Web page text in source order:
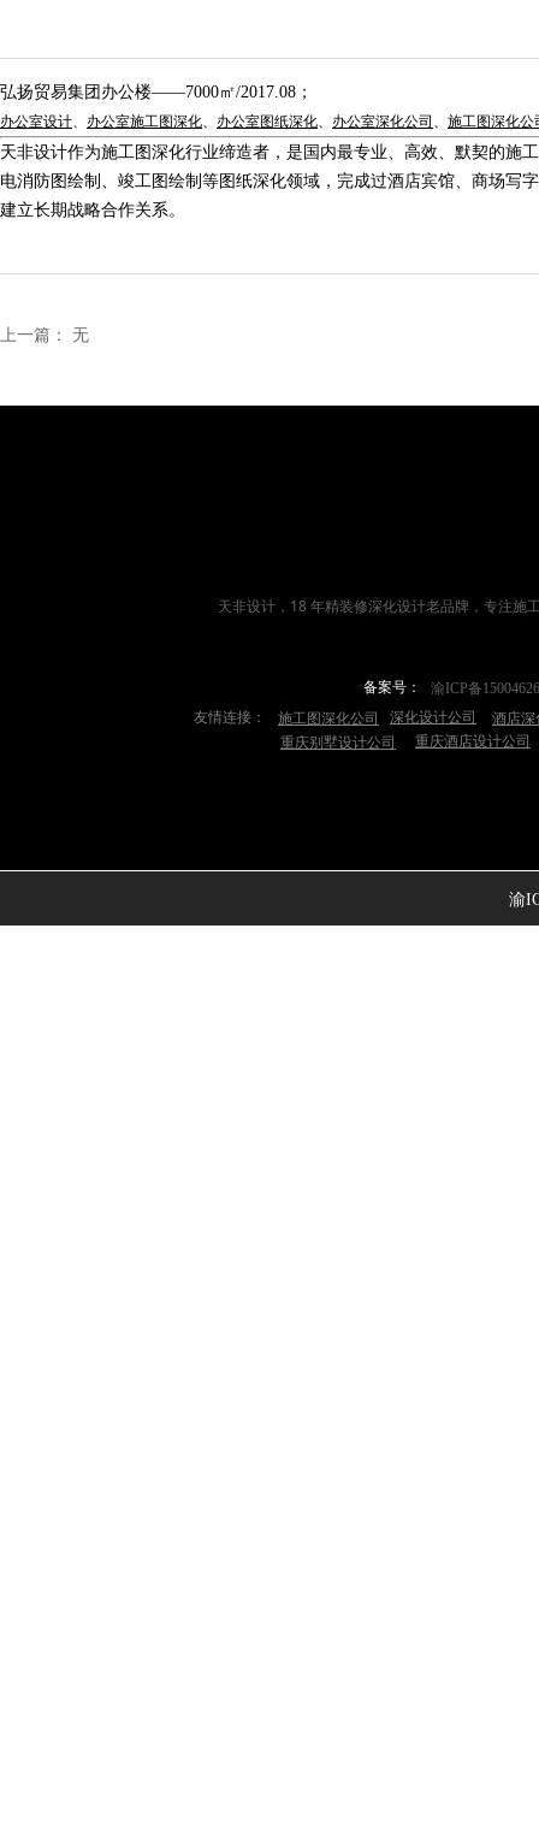
弘扬贸易集团办公楼——7000㎡/2017.08；
办公室设计、 办公室施工图深化、 办公室图纸深化、 办公室深化公司 、 施工图深化公
天非设计作为施工图深化行业缔造者，是国内最专业、高效、默契的施
电消防图绘制、竣工图绘制等图纸深化领域，完成过酒店宾馆、商场
建立长期战略合作关系。
上一篇： 无
友情连接：
重庆别墅设计公司
天非设计，18 年精装修深化设计老品牌，专注施
重庆酒店设计公司
施工图深化公司
备案号：
深化设计公司
渝ICP备
酒店深
渝